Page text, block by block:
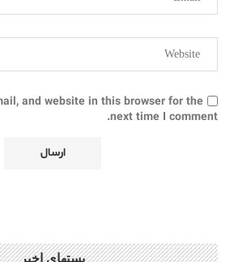
and website in this browser for the
next time I comment.
پستهای اخیر